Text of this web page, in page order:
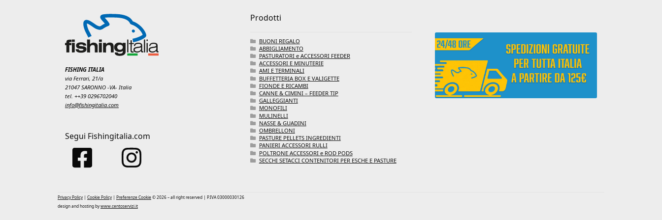
FISHING ITALIA
via Ferrari, 21/a
21047 SARONNO -VA- Italia
tel. ++39 0296702040
info@fishingitalia.com
Segui Fishingitalia.com
Prodotti
BUONI REGALO
ABBIGLIAMENTO
PASTURATORI e ACCESSORI FEEDER
ACCESSORI E MINUTERIE
AMI E TERMINALI
BUFFETTERIA BOX E VALIGETTE
FIONDE E RICAMBI
CANNE & CIMINI – FEEDER TIP
GALLEGGIANTI
MONOFILI
MULINELLI
NASSE & GUADINI
OMBRELLONI
PASTURE PELLETS INGREDIENTI
PANIERI ACCESSORI RULLI
POLTRONE ACCESSORI e ROD PODS
SECCHI SETACCI CONTENITORI PER ESCHE E PASTURE
Privacy Policy | Cookie Policy | Preferenze Cookie© 2026 – all right reserved | P.IVA 03000030126
design and hosting bywww.centoservizi.it